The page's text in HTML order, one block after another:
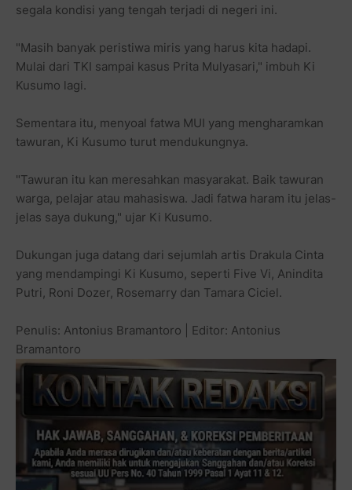
segala kondisi yang tengah terjadi di negeri ini.
"Masih banyak peristiwa miris yang harus kita hadapi.
Mulai dari TKI sampai kasus Prita Mulyasari," imbuh Ki
Kusumo lagi.
Sementara itu, menyoal fatwa MUI yang mengharamkan
tawuran, Ki Kusumo turut mendukungnya.
"Tawuran itu kan meresahkan masyarakat. Baik tawuran
warga, pelajar atau mahasiswa. Jadi fatwa haram itu jelas-
jelas saya dukung," ujar Ki Kusumo.
Dukungan juga datang dari sejumlah artis Drakula Cinta
yang mendampingi Ki Kusumo, seperti Five Vi, Anindita
Putri, Roni Dozer, Rosemarry dan Tamara Ciciel.
Penulis: Antonius Bramantoro | Editor: Antonius
Bramantoro